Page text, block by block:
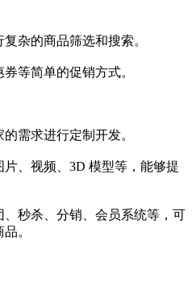
杂的商品筛选和搜索。
等简单的促销方式。
需求进行定制开发。
、视频、3D 模型等，能够提
秒杀、分销、会员系统等，可
。